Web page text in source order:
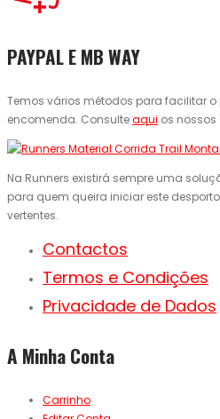
PAYPAL E MB WAY
Temos vários métodos para facilitar
encomenda. Consulteaqui os nossos
Na Runners existirá sempre uma
para quem queira iniciar este
vertentes.
Contactos
Termos e Condições
Privacidade de Dados
A Minha Conta
Carrinho